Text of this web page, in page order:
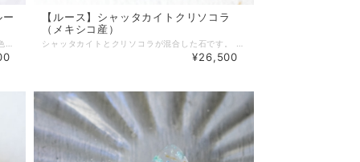
【ルース】シャッタカイトクリソコラ
（メキシコ産）
¥26,500